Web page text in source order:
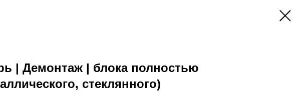
| Демонтаж | блока полностью
стеклянного)